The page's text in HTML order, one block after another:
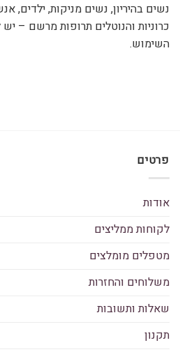
נשים בהיריון, נשים מניקות, ילדים,
כרוניות והנוטלים תרופות מרשם –
השימוש.
פרטים
אודות
לקוחות ממליצים
מטפלים מומלצים
משלוחים והחזרות
שאלות ותשובות
תקנון